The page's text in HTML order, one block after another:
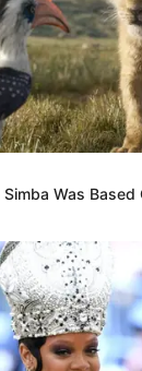
You One
1 ULASAN
Simba Was